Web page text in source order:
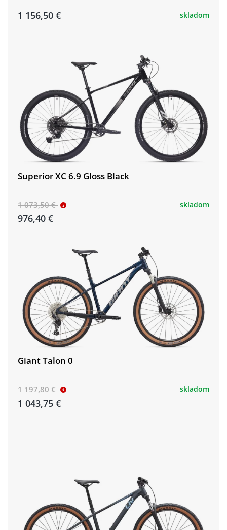
1 156,50 € skladom
Superior XC 6.9 Gloss Black
1 073,50 €
976,40 €
skladom
Giant Talon 0
1 197,80 €
1 043,75 €
skladom